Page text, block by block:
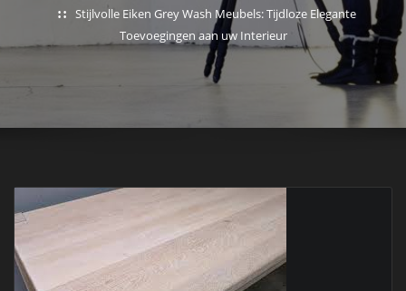
Stijlvolle Eiken Grey Wash Meubels: Tijdloze Elegante
Toevoegingen aan uw Interieur